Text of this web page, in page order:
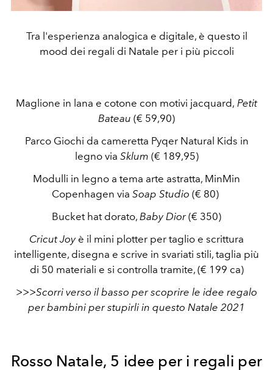
Tra l'esperienza analogica e digitale, è questo il
mood dei regali di Natale per i più piccoli
Maglione in lana e cotone con motivi jacquard, Petit
Bateau (€ 59,90)
Parco Giochi da cameretta Pyqer Natural Kids in
legno via Sklum (€ 189,95)
Modulli in legno a tema arte astratta, MinMin
Copenhagen via Soap Studio (€ 80)
Bucket hat dorato, Baby Dior(€ 350)
Cricut Joyè il mini plotter per taglio e scrittura
intelligente, disegna e scrive in svariati stili, taglia più
di 50 materiali e si controlla tramite, (€ 199 ca)
>>>Scorri verso il basso per scoprire le idee regalo
per bambini per stupirli in questo Natale 2021
Rosso Natale, 5 idee per i regali per